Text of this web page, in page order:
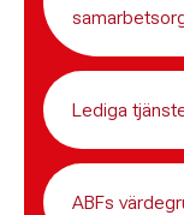
Lediga
ABFs